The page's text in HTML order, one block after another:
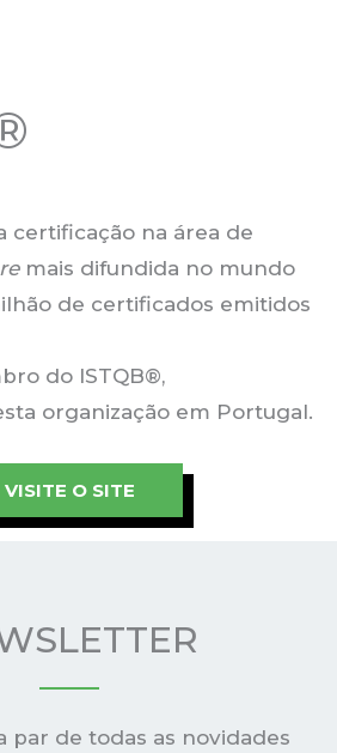
certificação na área de
mais difundida no mundo
de certificados emitidos
do ISTQB®,
organização em Portugal.
VISITE O SITE
par de todas as novidades